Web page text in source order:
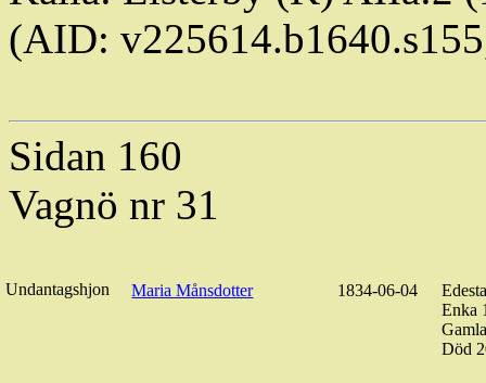
(AID:
Sidan 160
Vagnö nr 31
Undantagshjon Maria Månsdotter 1834-06-04
Enka
Död